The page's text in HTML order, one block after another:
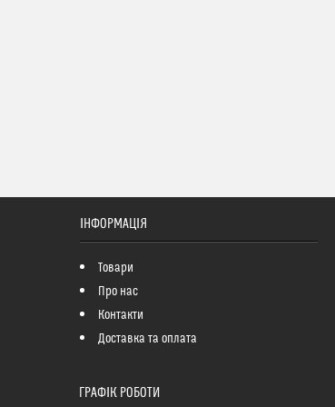
ІНФОРМАЦІЯ
Товари
Про нас
Контакти
Доставка та оплата
ГРАФІК РОБОТИ